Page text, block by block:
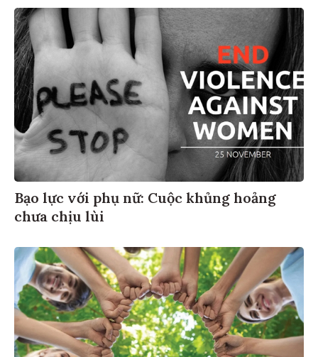
Bạo lực với phụ nữ: Cuộc khủng hoảng
chưa chịu lùi